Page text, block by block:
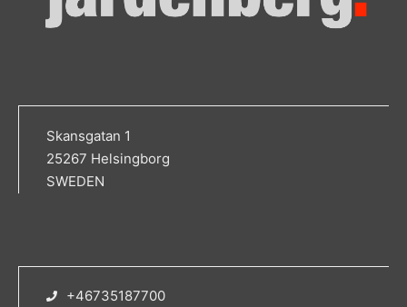
Skansgatan 1
25267 Helsingborg
SWEDEN
+46735187700